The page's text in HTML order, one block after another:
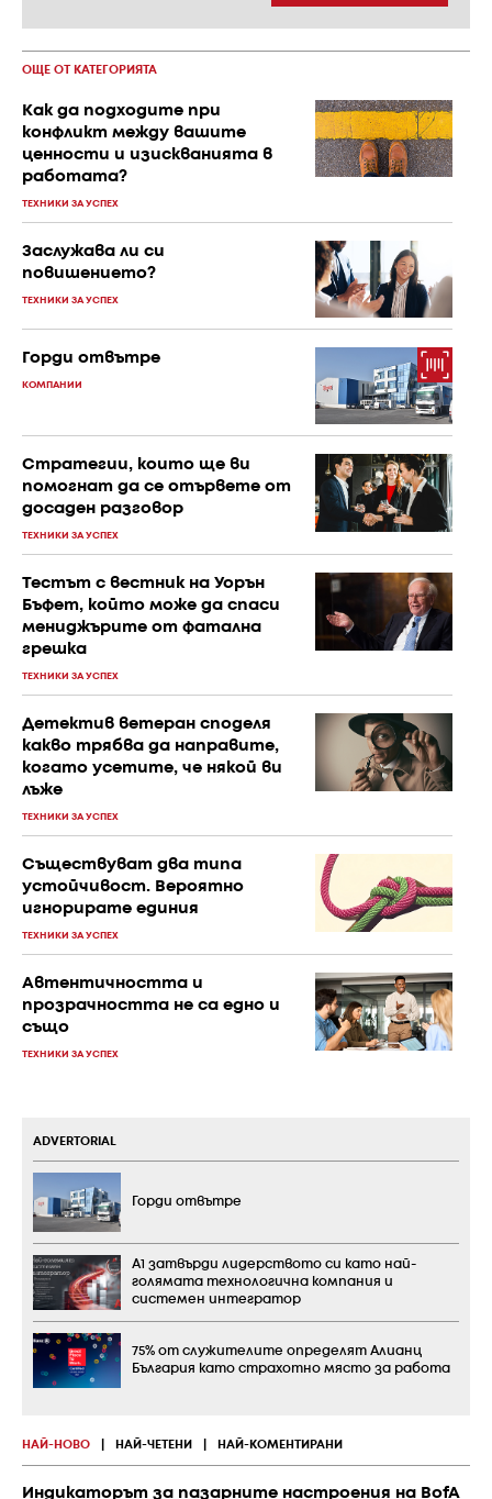
ОЩЕ ОТ КАТЕГОРИЯТА
Как да подходите при
конфликт между вашите
ценности и изискванията в
работата?
ТЕХНИКИ ЗА УСПЕХ
Заслужава ли си
повишението?
ТЕХНИКИ ЗА УСПЕХ
Горди отвътре
КОМПАНИИ
Стратегии, които ще ви
помогнат да се отървете от
досаден разговор
ТЕХНИКИ ЗА УСПЕХ
Тестът с вестник на Уорън
Бъфет, който може да спаси
мениджърите от фатална
грешка
ТЕХНИКИ ЗА УСПЕХ
Детектив ветеран споделя
какво трябва да направите,
когато усетите, че някой ви
лъже
ТЕХНИКИ ЗА УСПЕХ
Съществуват два типа
устойчивост. Вероятно
игнорирате единия
ТЕХНИКИ ЗА УСПЕХ
Автентичността и
прозрачността не са едно и
също
ТЕХНИКИ ЗА УСПЕХ
НАЙ-НОВО НАЙ-ЧЕТЕНИ НАЙ-КОМЕНТИРАНИ
Индикаторът за пазарните настроения на BofA
ADVERTORIAL
Горди отвътре
А1 затвърди лидерството си като най-
голямата технологична компания и
системен интегратор
75% от служителите определят Алианц
България като страхотно място за работа